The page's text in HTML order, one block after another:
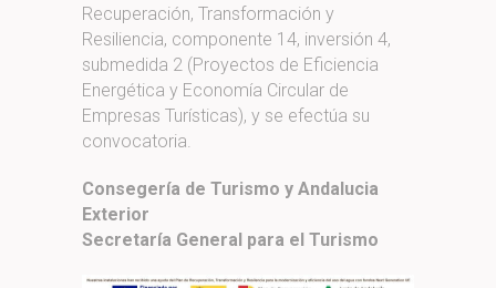
Recuperación, Transformación y
Resiliencia, componente 14, inversión 4,
submedida 2 (Proyectos de Eficiencia
Energética y Economía Circular de
Empresas Turísticas), y se efectúa su
convocatoria.
Consegería de Turismo y Andalucia
Exterior
Secretaría General para el Turismo